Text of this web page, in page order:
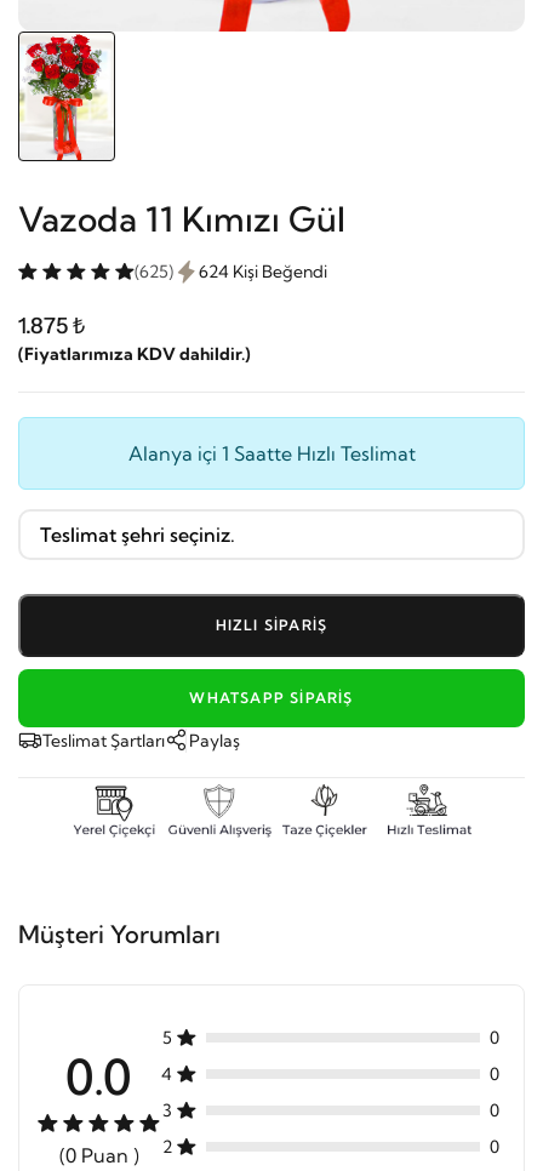
Vazoda 11 Kımızı Gül
(625) 624 Kişi Beğendi
1.875 ₺
(Fiyatlarımıza KDV dahildir.)
Alanya içi 1 Saatte Hızlı Teslimat
HIZLI SIPARIŞ
WHATSAPP SIPARIŞ
Teslimat Şartları Paylaş
Müşteri Yorumları
0.0
(0 Puan )
5
0
4
0
3
0
2
0